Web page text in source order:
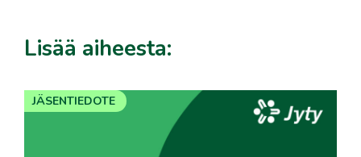
Lisää aiheesta:
JÄSENTIEDOTE